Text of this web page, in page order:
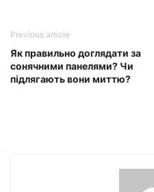
Previous article
Як правильно доглядати за
сонячними панелями? Чи
підлягають вони миттю?